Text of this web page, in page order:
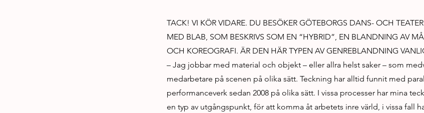
TACK! VI KÖR VIDARE. DU BESÖKER GÖTEBORGS DANS- OCH
MED BLAB, SOM BESKRIVS SOM EN “HYBRID”, EN BLANDNING AV
OCH KOREOGRAFI. ÄR DEN HÄR TYPEN AV GENREBLANDNING
– Jag jobbar med material och objekt – eller allra helst saker – som
medarbetare på scenen på olika sätt. Teckning har alltid funnit med
performanceverk sedan 2008 på olika sätt. I vissa processer har mina
en typ av utgångspunkt, för att komma åt arbetets inre värld, i vissa fall